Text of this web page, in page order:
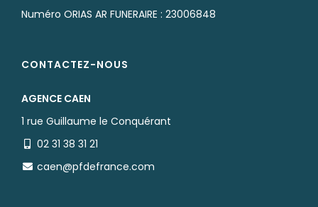
Numéro ORIAS AR FUNERAIRE : 23006848
CONTACTEZ-NOUS
AGENCE CAEN
1 rue Guillaume le Conquérant
02 31 38 31 21
caen@pfdefrance.com